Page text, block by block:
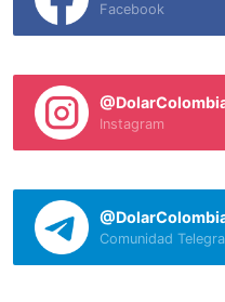
Facebook
Instagram
Comunidad